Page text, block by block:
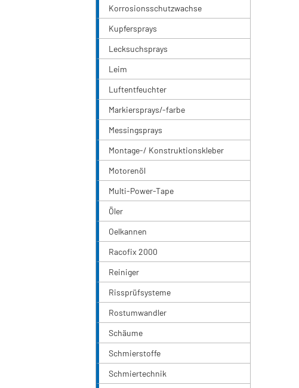
Korrosionsschutzwachse
Kupfersprays
Lecksuchsprays
Leim
Luftentfeuchter
Markiersprays/-farbe
Messingsprays
Montage-/ Konstruktionskleber
Motorenöl
Multi-Power-Tape
Öler
Oelkannen
Racofix 2000
Reiniger
Rissprüfsysteme
Rostumwandler
Schäume
Schmierstoffe
Schmiertechnik